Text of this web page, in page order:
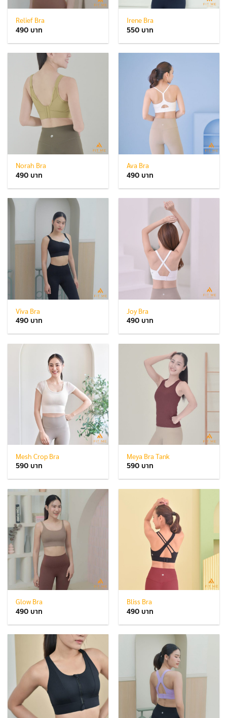
Relief Bra
490
Irene Bra
550
Norah Bra
490
Ava Bra
490
Viva Bra
490
Joy Bra
490
Mesh Crop Bra
590
Meya Bra Tank
590
Glow Bra
490
Bliss Bra
490